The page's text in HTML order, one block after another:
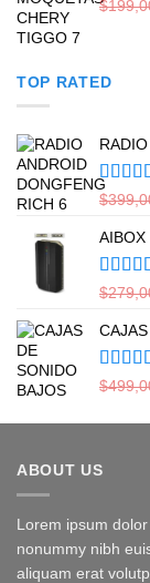
$
TOP RATED
$
AIBOX
$
$
ABOUT US
Lorem ipsum
nonummy nibh
aliquam erat